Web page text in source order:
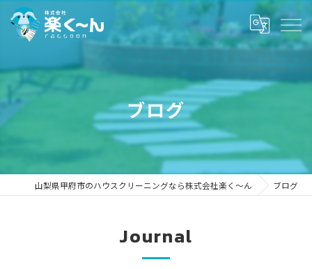
ブログ
山梨県甲府市のハウスクリーニングなら株式会社楽く～ん ブログ
Journal